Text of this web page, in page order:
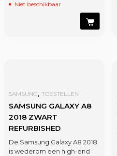
Niet beschikbaar
SAMSUNG, TOESTELLEN
SAMSUNG GALAXY A8
2018 ZWART
REFURBISHED
De Samsung Galaxy A8 2018
is wederom een high-end